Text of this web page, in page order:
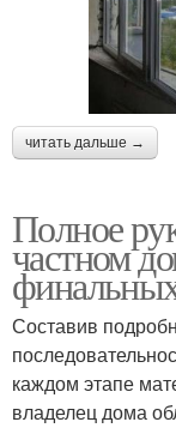
читать дальше →
Полное
частном
Составив
каждом этапе
владелец дома